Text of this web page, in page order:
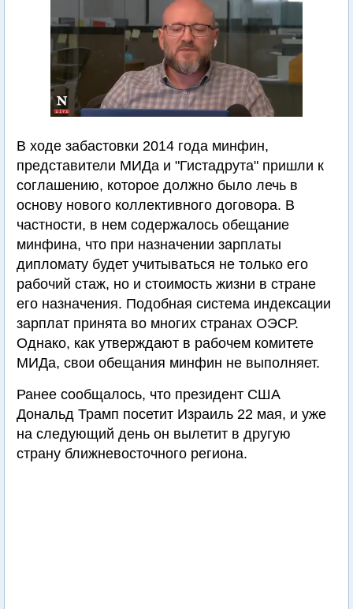
В ходе забастовки 2014 года минфин,
представители МИДа и "Гистадрута" пришли к
соглашению, которое должно было лечь в
основу нового коллективного договора. В
частности, в нем содержалось обещание
минфина, что при назначении зарплаты
дипломату будет учитываться не только его
рабочий стаж, но и стоимость жизни в стране
его назначения. Подобная система индексации
зарплат принята во многих странах ОЭСР.
Однако, как утверждают в рабочем комитете
МИДа, свои обещания минфин не выполняет.
Ранее сообщалось, что президент США
Дональд Трамп посетит Израиль 22 мая, и уже
на следующий день он вылетит в другую
страну ближневосточного региона.